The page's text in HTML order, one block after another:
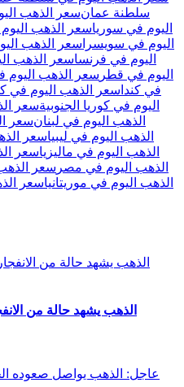
سلطنة عمان
اليوم في سوريا
اليوم في سويسرا
اليوم في فرنسا
اليوم في قطر
في كندا
اليوم في كوريا الجنوبية
الذهب اليوم في لبنان
الذهب اليوم في ليبيا
الذهب اليوم في ماليزيا
الذهب اليوم في مصر
الذهب اليوم في موريتانيا
الذهب يشهد حالة من